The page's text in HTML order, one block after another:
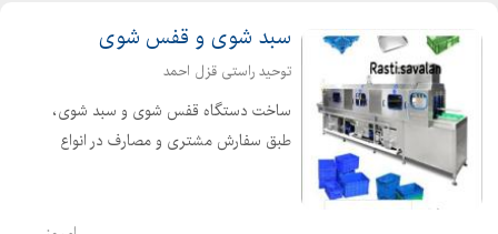
سبد شوی و قفس شوی
توحید راستی قزل احمد
ساخت دستگاه قفس شوی و سبد شوی،
طبق سفارش مشتری و مصارف در انواع